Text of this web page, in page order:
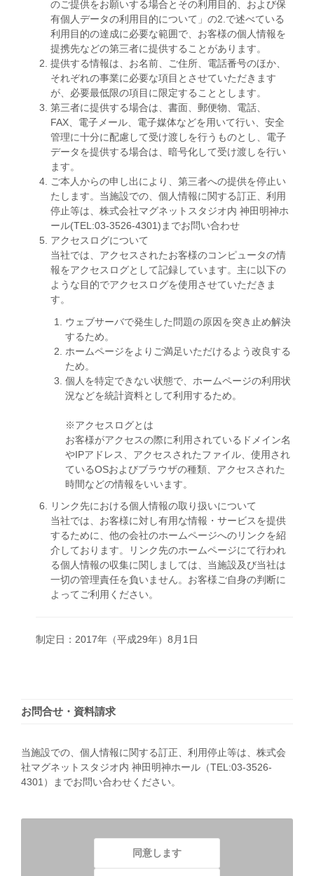
のご提供をお願いする場合とその利用目的、および保
有個人データの利用目的について」の2.で述べている
利用目的の達成に必要な範囲で、お客様の個人情報を
提携先などの第三者に提供することがあります。
提供する情報は、お名前、ご住所、電話番号のほか、
それぞれの事業に必要な項目とさせていただきます
が、必要最低限の項目に限定することとします。
第三者に提供する場合は、書面、郵便物、電話、
FAX、電子メール、電子媒体などを用いて行い、安全
管理に十分に配慮して受け渡しを行うものとし、電子
データを提供する場合は、暗号化して受け渡しを行い
ます。
ご本人からの申し出により、第三者への提供を停止い
たします。当施設での、個人情報に関する訂正、利用
停止等は、株式会社マグネットスタジオ内 神田明神ホ
ール(TEL:03-3526-4301)までお問い合わせ
アクセスログについて
当社では、アクセスされたお客様のコンピュータの情
報をアクセスログとして記録しています。主に以下の
ような目的でアクセスログを使用させていただきま
す。
ウェブサーバで発生した問題の原因を突き止め解決
するため。
ホームページをよりご満足いただけるよう改良する
ため。
個人を特定できない状態で、ホームページの利用状
況などを統計資料として利用するため。
※アクセスログとは
お客様がアクセスの際に利用されているドメイン名
やIPアドレス、アクセスされたファイル、使用され
ているOSおよびブラウザの種類、アクセスされた
時間などの情報をいいます。
リンク先における個人情報の取り扱いについて
当社では、お客様に対し有用な情報・サービスを提供
するために、他の会社のホームページへのリンクを紹
介しております。リンク先のホームページにて行われ
る個人情報の収集に関しましては、当施設及び当社は
一切の管理責任を負いません。お客様ご自身の判断に
よってご利用ください。
制定日：2017年（平成29年）8月1日
お問合せ・資料請求
当施設での、個人情報に関する訂正、利用停止等は、株式会
社マグネットスタジオ内 神田明神ホール（TEL:03-3526-
4301）までお問い合わせください。
同意します